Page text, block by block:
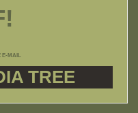
MAIL
TREE